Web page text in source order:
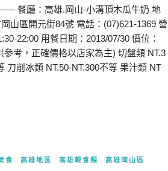
廳：高雄.岡山-小溝頂木瓜牛奶 地
山區開元街84號 電話：(07)621-1369 營
22:00 用餐日期：2013/07/30 價位：
參考，正確價格以店家為主) 切盤類 NT.3
刀削冰類 NT.50-NT.300不等 果汁類 NT
食 高雄地區 高雄輕食類 高雄岡山區